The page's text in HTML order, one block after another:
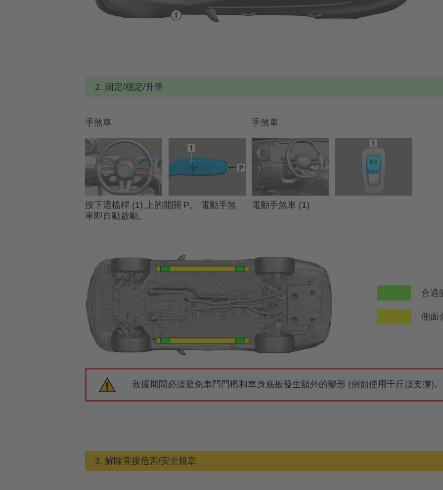
2. 固定/穩定/升降
手煞車
按下選檔桿 (1) 上的開關 P。 電動手煞
車即自動啟動。
手煞車
電動手煞車 (1)
合適
側面
救援期間必須避免車門門檻和車身底板發生額外的變形 (例如使用千斤頂支撐)。
3. 解除直接危害/安全規章